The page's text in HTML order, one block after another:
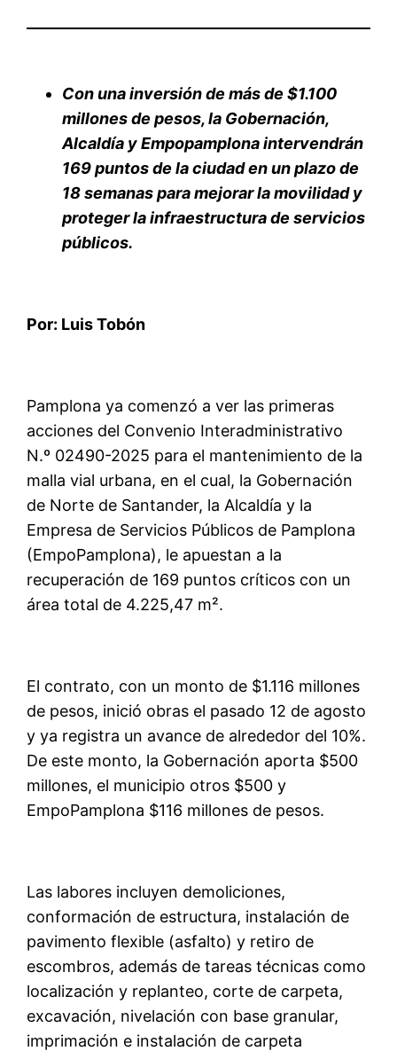
Con una inversión de más de $1.100
millones de pesos, la Gobernación,
Alcaldía y Empopamplona intervendrán
169 puntos de la ciudad en un plazo de
18 semanas para mejorar la movilidad y
proteger la infraestructura de servicios
públicos.
Por: Luis Tobón
Pamplona ya comenzó a ver las primeras
acciones del Convenio Interadministrativo
N.º 02490-2025 para el mantenimiento de la
malla vial urbana, en el cual, la Gobernación
de Norte de Santander, la Alcaldía y la
Empresa de Servicios Públicos de Pamplona
(EmpoPamplona), le apuestan a la
recuperación de 169 puntos críticos con un
área total de 4.225,47 m².
El contrato, con un monto de $1.116 millones
de pesos, inició obras el pasado 12 de agosto
y ya registra un avance de alrededor del 10%.
De este monto, la Gobernación aporta $500
millones, el municipio otros $500 y
EmpoPamplona $116 millones de pesos.
Las labores incluyen demoliciones,
conformación de estructura, instalación de
pavimento flexible (asfalto) y retiro de
escombros, además de tareas técnicas como
localización y replanteo, corte de carpeta,
excavación, nivelación con base granular,
imprimación e instalación de carpeta